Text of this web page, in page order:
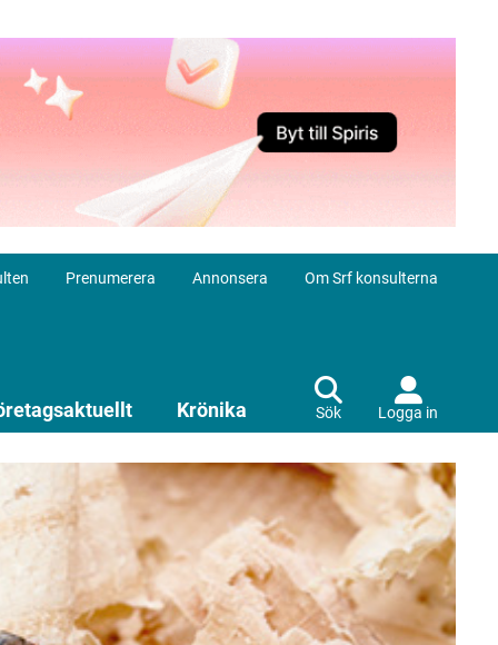
Prenumerera Annonsera Om Srf konsulterna
Krönika Sök Logga in